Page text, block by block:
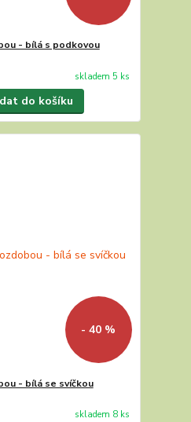
- bílá s podkovou
skladem 5 ks
do košíku
- 40 %
- bílá se svíčkou
skladem 8 ks